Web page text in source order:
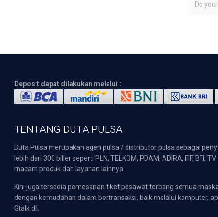
Do you
Deposit dapat dilakukan melalui :
TENTANG DUTA PULSA
Duta Pulsa merupakan agen pulsa / distributor pulsa sebagai
lebih dari 300 biller seperti PLN, TELKOM, PDAM, ADIRA, FIF,
macam produk dan layanan lainnya.
Kini juga tersedia pemesanan tiket pesawat terbang semua
dengan kemudahan dalam bertransaksi, baik melalui komputer,
Gtalk dll.